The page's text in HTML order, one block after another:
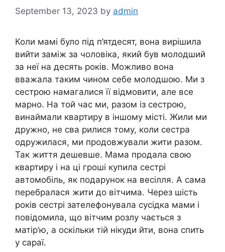
September 13, 2023 by admin
Коли мамі було під п’ятдесят, вона вирішила
вийти заміж за чоловіка, який був молодший
за неї на десять років. Можливо вона
вважала таким чином себе молодшою. Ми з
сестрою намагалися її відмовити, але все
марно. На той час ми, разом із сестрою,
винаймали квартиру в іншому місті. Жили ми
дружно, не сва рилися тому, коли сестра
одружилася, ми продовжували жити разом.
Так життя дешевше. Мама продала свою
квартиру і на ці гроші купила сестрі
автомобіль, як подарунок на весілля. А сама
перебралася жити до вітчима. Через шість
років сестрі зателефонувала сусідка мами і
повідомила, що вітчим розлу чається з
матір’ю, а оскільки тій нікуди йти, вона спить
у сараї.